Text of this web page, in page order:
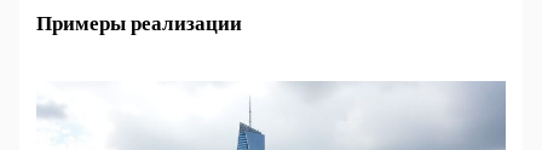
Примеры реализации